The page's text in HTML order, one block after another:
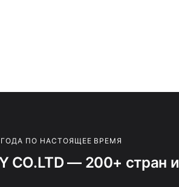
ПО НАСТОЯЩЕЕ ВРЕМЯ
CO.LTD — 200+ стран и